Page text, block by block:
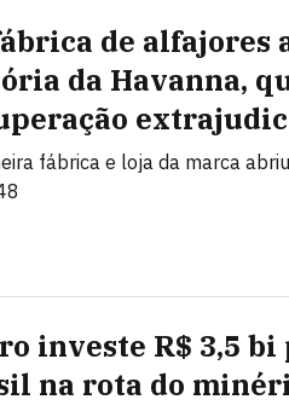
de alfajores
da Havanna,
fábrica e loja da marca
investe R$ 3,5
na rota do